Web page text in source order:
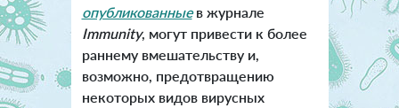
опубликованныев журнале
Immunity, могут привести к более
раннему вмешательству и,
возможно, предотвращению
некоторых видов вирусных